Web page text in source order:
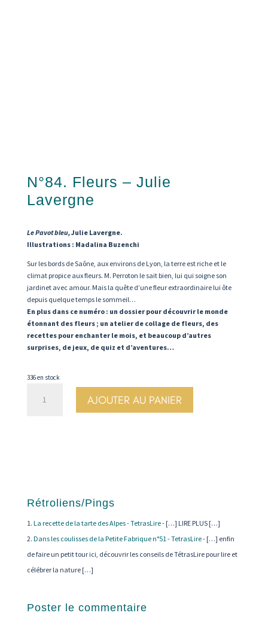
N°84. Fleurs – Julie
Lavergne
Le Pavot bleu,Julie Lavergne.
Illustrations : Madalina Buzenchi
Sur les bords de Saône, aux environs de Lyon, la terre est riche et le
climat propice aux fleurs. M. Perroton le sait bien, lui qui soigne son
jardinet avec amour. Mais la quête d’une fleur extraordinaire lui ôte
depuis quelque temps le sommeil…
En plus dans ce numéro : un dossier pour découvrir le monde
étonnant des fleurs ; un atelier de collage de fleurs, des
recettes pour enchanter le mois, et beaucoup d’autres
surprises, de jeux, de quiz et d’aventures…
336 en stock
AJOUTER AU PANIER
Rétroliens/Pings
La recette de la tarte des Alpes - TetrasLire- […] LIRE PLUS […]
Dans les coulisses de la Petite Fabrique n°51 - TetrasLire- […] enfin
de faire un petit tour ici, découvrir les conseils de TétrasLire pour lire et
célébrer la nature […]
Poster le commentaire